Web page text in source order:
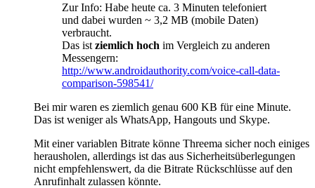
Zur Info: Habe heute ca. 3 Minuten telefoniert
und dabei wurden ~ 3,2 MB (mobile Daten)
verbraucht.
Das ist ziemlich hoch im Vergleich zu anderen
Messengern:
http://www.androidauthority.com/voice-call-data-
comparison-598541/
Bei mir waren es ziemlich genau 600 KB für eine Minute.
Das ist weniger als WhatsApp, Hangouts und Skype.
Mit einer variablen Bitrate könne Threema sicher noch einiges
herausholen, allerdings ist das aus Sicherheitsüberlegungen
nicht empfehlenswert, da die Bitrate Rückschlüsse auf den
Anrufinhalt zulassen könnte.